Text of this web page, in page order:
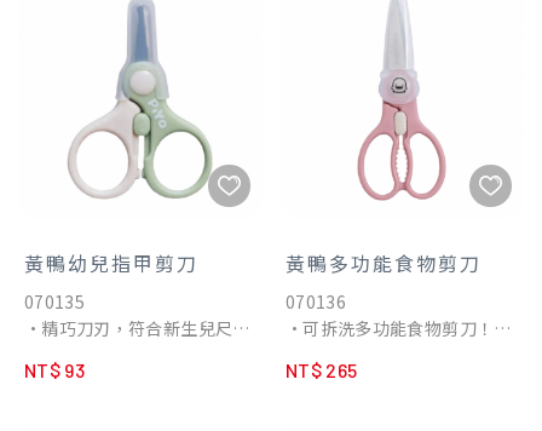
黃鴨幼兒指甲剪刀
070135
•精巧刀刃，符合新生兒尺
甲！
NT$ 93
黃鴨多功能食物剪刀
070136
•可拆洗多功能食物剪刀！左
•使用醫療等級不銹鋼，堅韌
NT$ 265